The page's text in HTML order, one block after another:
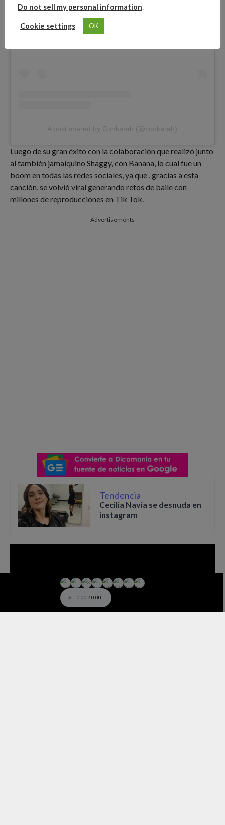
View this post on Instagram
A post shared by Conkarah (@conkarah)
Luego de su gran éxito con la colaboración que realizó junto
al también jamaiquino Shaggy, con Banana, lo cual fue un
boom en todas las redes sociales, ya que , gracias a esta
canción, se volvió viral generando retos de baile con
millones de reproducciones en Tik Tok.
Advertisements
Tendencia
Cecilia Navia se desnuda en
instagram
Do not sell my personal information.
Cookie settings OK